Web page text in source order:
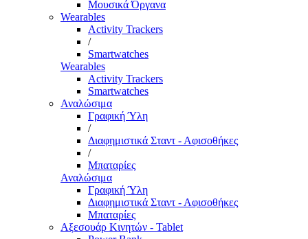
Μουσικά Όργανα
Wearables
Activity Trackers
/
Smartwatches
Wearables
Activity Trackers
Smartwatches
Αναλώσιμα
Γραφική Ύλη
/
Διαφημιστικά Σταντ - Αφισοθήκες
/
Μπαταρίες
Αναλώσιμα
Γραφική Ύλη
Διαφημιστικά Σταντ - Αφισοθήκες
Μπαταρίες
Αξεσουάρ Κινητών - Tablet